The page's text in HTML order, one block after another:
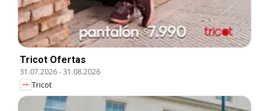
Tricot Ofertas
31.07.2026-31.08.2026
Tricot